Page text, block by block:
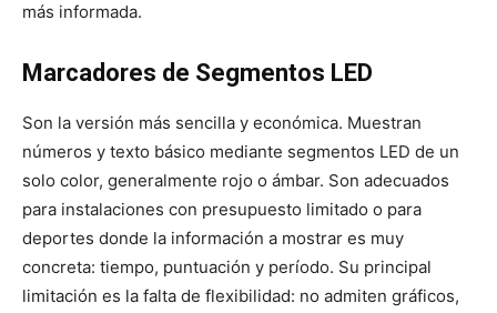
más informada.
Marcadores de Segmentos LED
Son la versión más sencilla y económica. Muestran
números y texto básico mediante segmentos LED de un
solo color, generalmente rojo o ámbar. Son adecuados
para instalaciones con presupuesto limitado o para
deportes donde la información a mostrar es muy
concreta: tiempo, puntuación y período. Su principal
limitación es la falta de flexibilidad: no admiten gráficos,